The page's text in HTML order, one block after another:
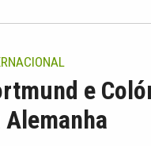
e
Alemanha